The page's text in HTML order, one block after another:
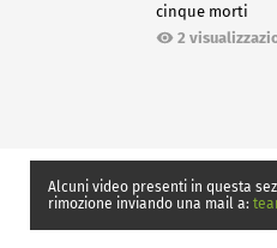
cinque morti
2
Alcuni video presenti in questa
rimozione inviando una mail a: